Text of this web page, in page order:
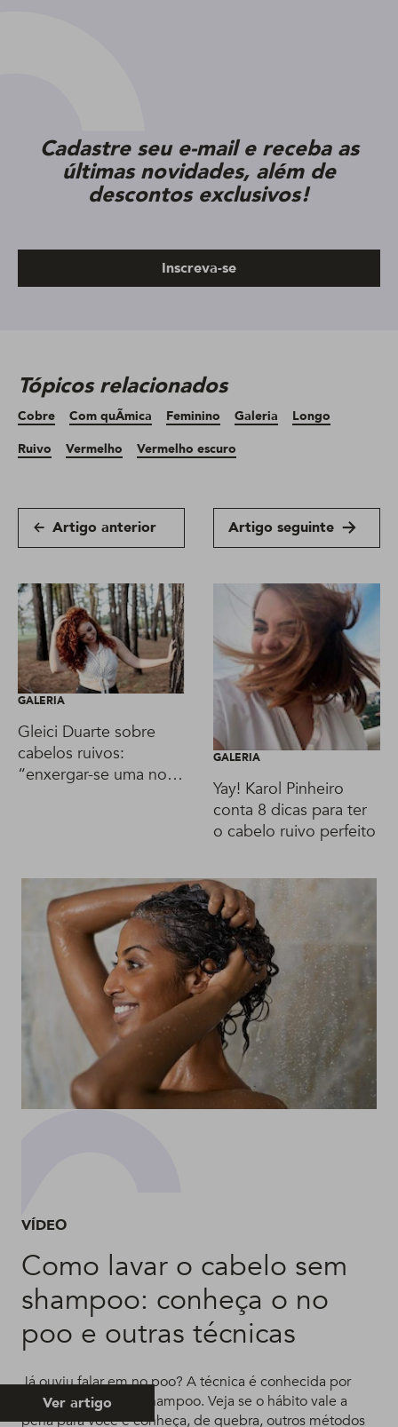
Cadastre seu e-mail e receba as
últimas novidades, além de
descontos exclusivos!
Inscreva-se
Tópicos relacionados
Cobre Com quÃ­mica Feminino Galeria
Longo
Ruivo
Vermelho Vermelho escuro
Artigo anterior Artigo seguinte
GALERIA
Gleici Duarte sobre
cabelos ruivos:
“enxergar-se uma nova
GALERIA
Yay! Karol Pinheiro
conta 8 dicas para ter
o cabelo ruivo perfeito
VÍDEO
Como lavar o cabelo sem
shampoo: conheça o no
poo e outras técnicas
Já ouviu falar em no poo? A técnica é conhecida por
lavar o cabelo sem shampoo. Veja se o hábito vale a
pena para você e conheça, de quebra, outros métodos
Ver artigo